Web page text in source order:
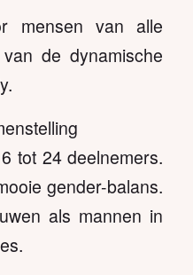
mensen van alle
de dynamische
tot 24 deelnemers.
gender-balans.
als mannen in